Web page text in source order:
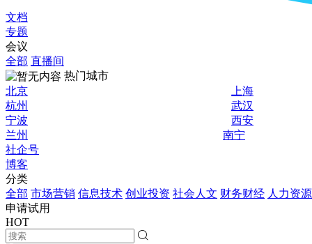
文档
专题
会议
全部 直播间
热门城市
北京
上海
杭州
武汉
宁波
西安
兰州
南宁
社企号
博客
分类
全部 市场营销 信息技术 创业投资 社会人文 财务财经 人力资源
申请试用
HOT